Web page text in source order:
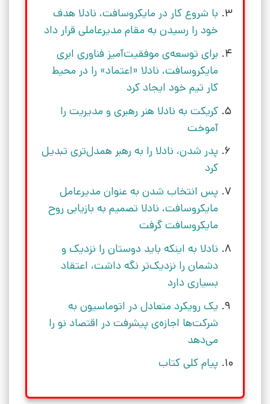
با شروع کار در مایکروسافت، نادلا هدف
خود را رسیدن به مقام مدیرعاملی قرار داد
برای توسعه‌ی موفقیت‌آمیز فناوری ابری
مایکروسافت، نادلا «اعتماد» را در محیط
کار تیم خود ایجاد کرد
کریکت به نادلا هنر رهبری و مدیریت را
آموخت
پدر شدن، نادلا را به رهبر همدل‌تری تبدیل
کرد
پس انتخاب شدن به عنوان مدیرعامل
مایکروسافت، نادلا تصمیم به بازیابی روح
مایکروسافت گرفت
نادلا به اینکه باید دوستان را نزدیک و
دشمان را نزدیک‌تر نگه داشت، اعتقاد
بسیاری دارد
یک رویکرد متعادل در اتوماسیون به
شرکت‌ها اجازه‌ی پیشرفت در اقتصاد نو را
می‌دهد
پیام کلی کتاب